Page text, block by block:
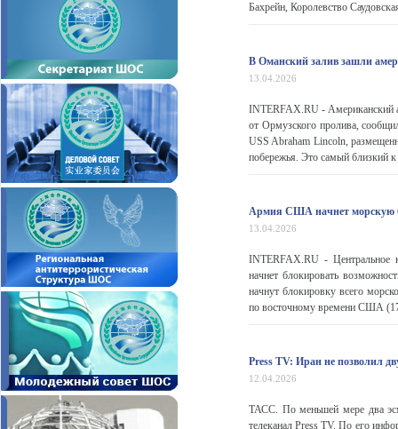
Бахрейн, Королевство
В Оманский залив зашли
13.04.2026
INTERFAX.RU - Американский
от Ормузского пролива,
USS Abraham Lincoln,
побережья. Это самый близкий
Армия США начнет морскую
13.04.2026
INTERFAX.RU -
начнет блокировать
начнут блокировку всего
по восточному времени США
Press TV: Иран не позволил
12.04.2026
ТАСС. По меньшей мере два
телеканал Press TV. По его